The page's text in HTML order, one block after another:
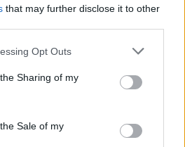
that may further disclose it to other
app uses one or more Google
usage behaviour. You may click to
and its third-party tags to
purposes in below Google
Opt Outs
Sharing of my
Sale of my
in casa, è successo a
A San Lorenzo manifesti
la